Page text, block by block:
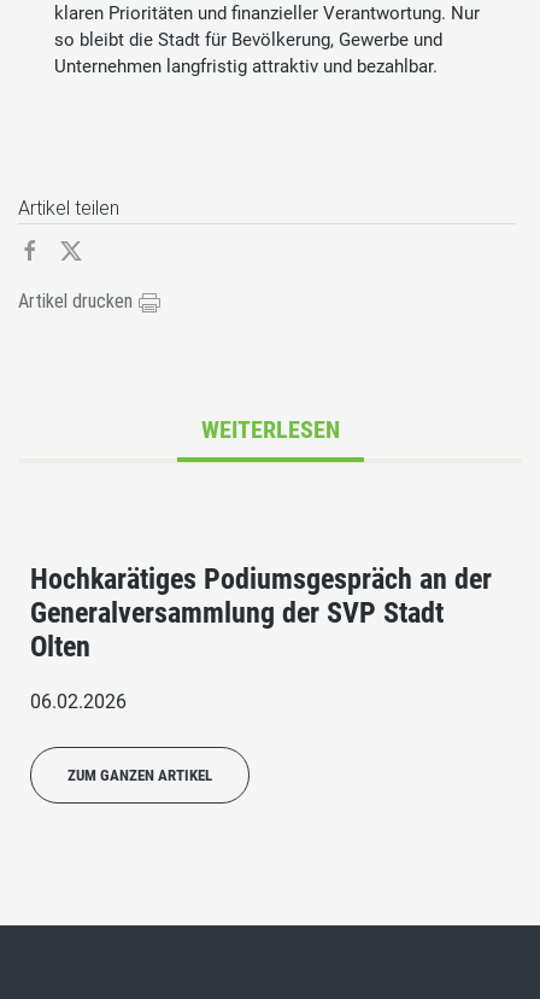
klaren Prioritäten und finanzieller Verantwortung. Nur
so bleibt die Stadt für Bevölkerung, Gewerbe und
Unternehmen langfristig attraktiv und bezahlbar.
Artikel teilen
Artikel drucken
WEITERLESEN
Hochkarätiges Podiumsgespräch an der
Generalversammlung der SVP Stadt
Olten
06.02.2026
ZUM GANZEN ARTIKEL